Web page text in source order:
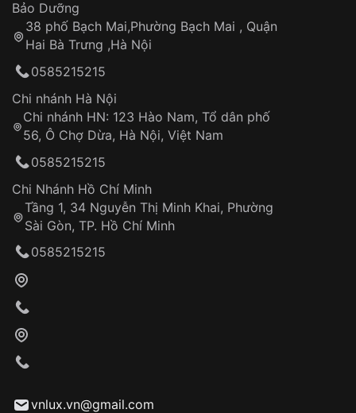
Thời gian tính từ khi xác nhận đơn hàng thành
công
Hotline: 0585 215 215
Từ khóa SEO:
Khách hàng kiểm tra và thanh toán trực tiếp
Từ khóa SEO:
Sản phẩm đã bị:
Tự ý sửa chữa
thống VNLUX
Đảm bảo quyền lợi khách hàng
Đồng hành cùng khách hàng trong suốt quá
trình sử dụng
Bảo Dưỡng
38 phố Bạch Mai,Phường Bạch Mai , Quận
Hai Bà Trưng ,Hà Nội
0585215215
Chi nhánh Hà Nội
Chi nhánh HN: 123 Hào Nam, Tổ dân phố
56, Ô Chợ Dừa, Hà Nội, Việt Nam
0585215215
Chi Nhánh Hồ Chí Minh
Tầng 1, 34 Nguyễn Thị Minh Khai, Phường
Sài Gòn, TP. Hồ Chí Minh
0585215215
vnlux.vn@gmail.com